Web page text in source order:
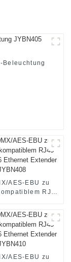
Beleuchtung
AES-EBU zu
RJ45
JYBN408
AES-EBU zu